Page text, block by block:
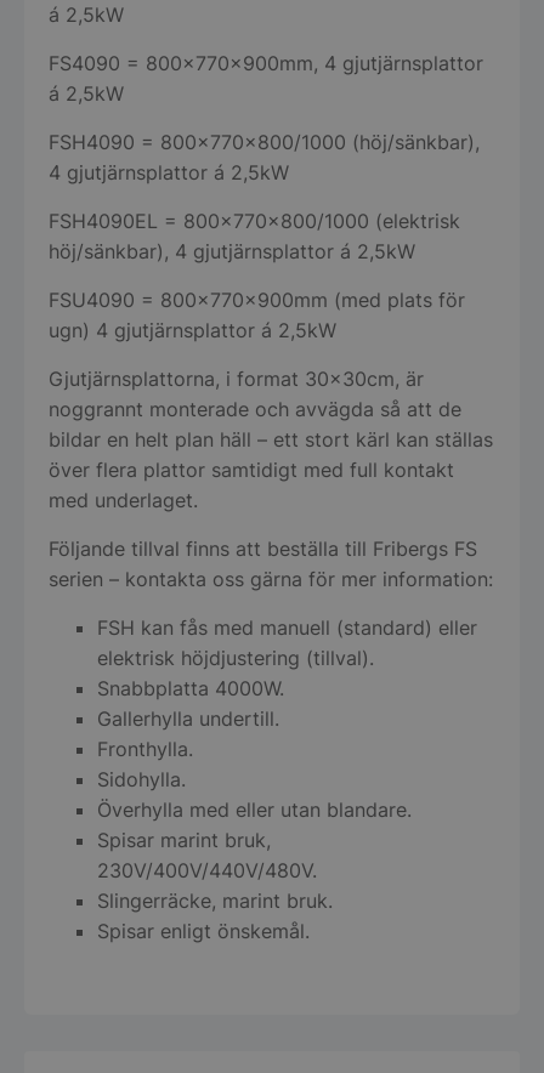
á 2,5kW
FS4090 = 800x770x900mm, 4 gjutjärnsplattor
á 2,5kW
FSH4090 = 800x770x800/1000 (höj/sänkbar),
4 gjutjärnsplattor á 2,5kW
FSH4090EL = 800x770x800/1000 (elektrisk
höj/sänkbar), 4 gjutjärnsplattor á 2,5kW
FSU4090 = 800x770x900mm (med plats för
ugn) 4 gjutjärnsplattor á 2,5kW
Gjutjärnsplattorna, i format 30x30cm, är
noggrannt monterade och avvägda så att de
bildar en helt plan häll – ett stort kärl kan ställas
över flera plattor samtidigt med full kontakt
med underlaget.
Följande tillval finns att beställa till Fribergs FS
serien – kontakta oss gärna för mer information:
FSH kan fås med manuell (standard) eller
elektrisk höjdjustering (tillval).
Snabbplatta 4000W.
Gallerhylla undertill.
Fronthylla.
Sidohylla.
Överhylla med eller utan blandare.
Spisar marint bruk,
230V/400V/440V/480V.
Slingerräcke, marint bruk.
Spisar enligt önskemål.